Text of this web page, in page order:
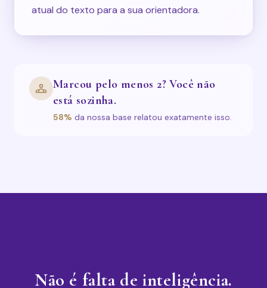
atual do texto para a sua orientadora.
Marcou pelo menos 2? Você não
está sozinha.
58% da nossa base relatou exatamente isso.
Não é falta de inteligência.